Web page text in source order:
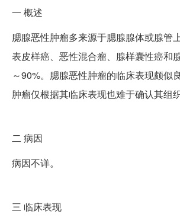
一 概述
腮腺恶性肿瘤多来源于腮腺腺体或腺管
表皮样癌、恶性混合瘤、腺样囊性癌和
～90%。腮腺恶性肿瘤的临床表现颇似
肿瘤仅根据其临床表现也难于确认其组
二 病因
病因不详。
三 临床表现